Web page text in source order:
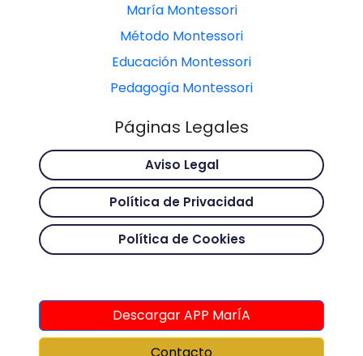
María Montessori
Método Montessori
Educación Montessori
Pedagogía Montessori
Páginas Legales
Aviso Legal
Política de Privacidad
Política de Cookies
Descargar APP MarÍA